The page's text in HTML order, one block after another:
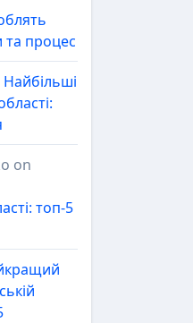
та процес
Найбільші
on
топ-5